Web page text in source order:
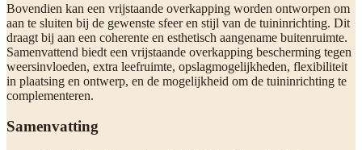
Bovendien kan een vrijstaande overkapping worden ontworpen om
aan te sluiten bij de gewenste sfeer en stijl van de tuininrichting. Dit
draagt bij aan een coherente en esthetisch aangename buitenruimte.
Samenvattend biedt een vrijstaande overkapping bescherming tegen
weersinvloeden, extra leefruimte, opslagmogelijkheden, flexibiliteit
in plaatsing en ontwerp, en de mogelijkheid om de tuininrichting te
complementeren.
Samenvatting